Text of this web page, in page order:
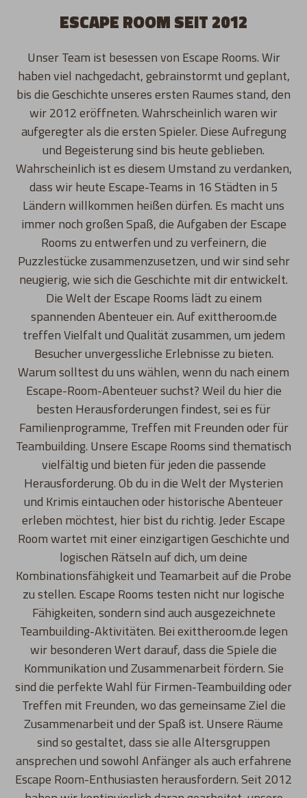
ESCAPE ROOM SEIT 2012
Unser Team ist besessen von Escape Rooms. Wir
haben viel nachgedacht, gebrainstormt und geplant,
bis die Geschichte unseres ersten Raumes stand, den
wir 2012 eröffneten. Wahrscheinlich waren wir
aufgeregter als die ersten Spieler. Diese Aufregung
und Begeisterung sind bis heute geblieben.
Wahrscheinlich ist es diesem Umstand zu verdanken,
dass wir heute Escape-Teams in 16 Städten in 5
Ländern willkommen heißen dürfen. Es macht uns
immer noch großen Spaß, die Aufgaben der Escape
Rooms zu entwerfen und zu verfeinern, die
Puzzlestücke zusammenzusetzen, und wir sind sehr
neugierig, wie sich die Geschichte mit dir entwickelt.
Die Welt der Escape Rooms lädt zu einem
spannenden Abenteuer ein. Auf exittheroom.de
treffen Vielfalt und Qualität zusammen, um jedem
Besucher unvergessliche Erlebnisse zu bieten.
Warum solltest du uns wählen, wenn du nach einem
Escape-Room-Abenteuer suchst? Weil du hier die
besten Herausforderungen findest, sei es für
Familienprogramme, Treffen mit Freunden oder für
Teambuilding. Unsere Escape Rooms sind thematisch
vielfältig und bieten für jeden die passende
Herausforderung. Ob du in die Welt der Mysterien
und Krimis eintauchen oder historische Abenteuer
erleben möchtest, hier bist du richtig. Jeder Escape
Room wartet mit einer einzigartigen Geschichte und
logischen Rätseln auf dich, um deine
Kombinationsfähigkeit und Teamarbeit auf die Probe
zu stellen. Escape Rooms testen nicht nur logische
Fähigkeiten, sondern sind auch ausgezeichnete
Teambuilding-Aktivitäten. Bei exittheroom.de legen
wir besonderen Wert darauf, dass die Spiele die
Kommunikation und Zusammenarbeit fördern. Sie
sind die perfekte Wahl für Firmen-Teambuilding oder
Treffen mit Freunden, wo das gemeinsame Ziel die
Zusammenarbeit und der Spaß ist. Unsere Räume
sind so gestaltet, dass sie alle Altersgruppen
ansprechen und sowohl Anfänger als auch erfahrene
Escape Room-Enthusiasten herausfordern. Seit 2012